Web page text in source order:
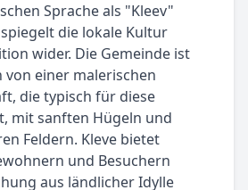
Sprache als "Kleev"
die lokale Kultur
wider. Die Gemeinde ist
von einer malerischen
die typisch für diese
mit sanften Hügeln und
Feldern. Kleve bietet
und Besuchern
aus ländlicher Idylle